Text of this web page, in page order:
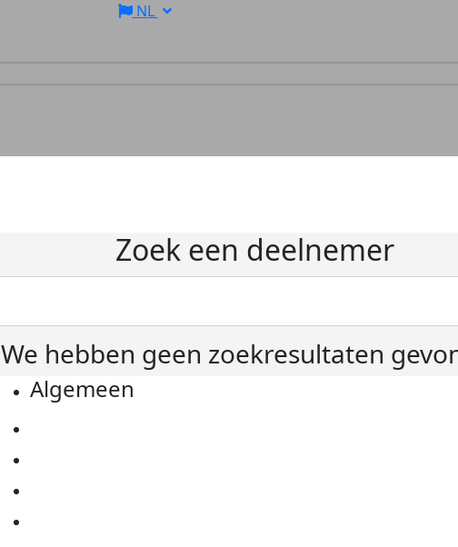
NL
Zoek een deelnemer
We hebben geen zoekresultaten
Algemeen